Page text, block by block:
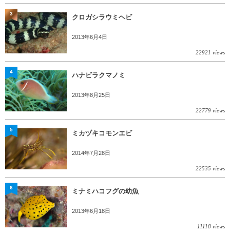
クロガシラウミヘビ
2013年6月4日
22921 views
3
ハナビラクマノミ
2013年8月25日
22779 views
4
ミカヅキコモンエビ
2014年7月28日
22535 views
5
ミナミハコフグの幼魚
2013年6月18日
11118 views
6